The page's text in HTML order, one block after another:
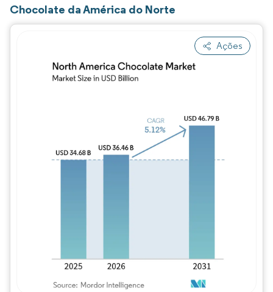
Chocolate da América do Norte
Ações